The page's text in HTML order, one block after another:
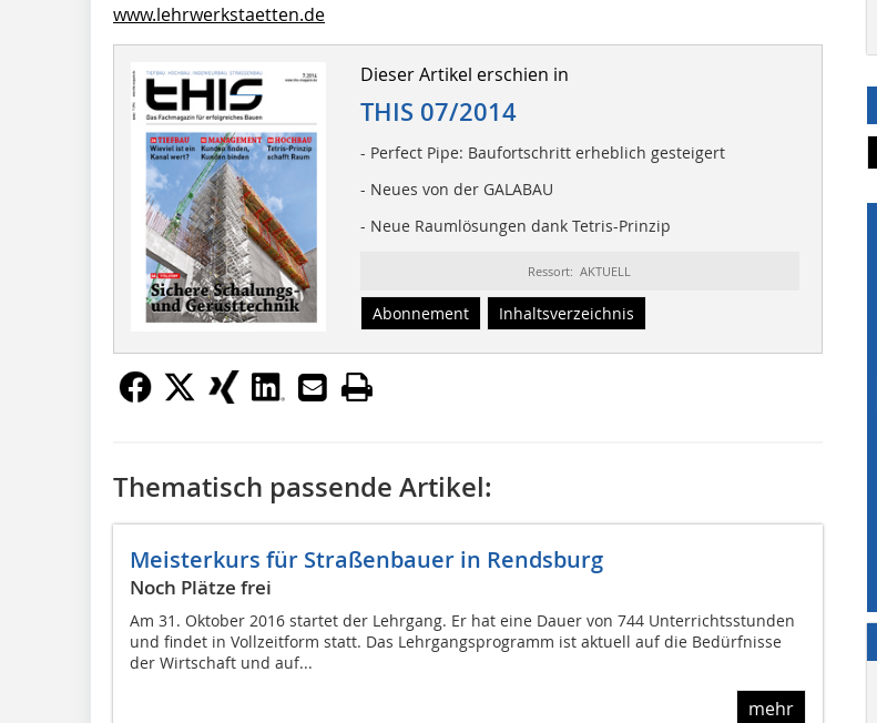
www.lehrwerkstaetten.de
Dieser Artikel erschien in
THIS 07/2014
- Perfect Pipe: Baufortschritt erheblich gesteigert
- Neues von der GALABAU
- Neue Raumlösungen dank Tetris-Prinzip
Ressort: AKTUELL
Abonnement Inhaltsverzeichnis
Thematisch passende Artikel:
Meisterkurs für Straßenbauer in Rendsburg
Noch Plätze frei
Am 31. Oktober 2016 startet der Lehrgang. Er hat eine Dauer von 744 Unterrichtsstunden
und findet in Vollzeitform statt. Das Lehrgangsprogramm ist aktuell auf die Bedürfnisse
der Wirtschaft und auf...
mehr